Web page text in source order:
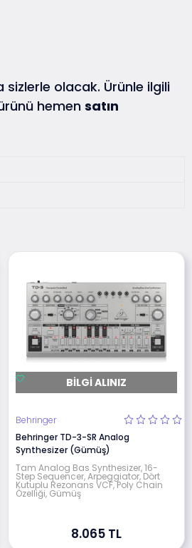
sizlerle olacak. Ürünle ilgili
hemen satın
BILGI ALINIZ
Behringer
Behringer TD-3-SR Analog
Synthesizer (Gümüş)
Tam Analog Bas Synthesizer, 16-
Step Sequencer, Arpeggiator, Dört
Kutuplu Rezonans VCF, Poly Chain
Özelliği, Gümüş
8.065 TL